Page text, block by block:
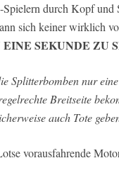
durch Kopf und
sich keiner wirklich
SEKUNDE ZU
Splitterbomben nur
Breitseite
auch Tote
vorausfahrende